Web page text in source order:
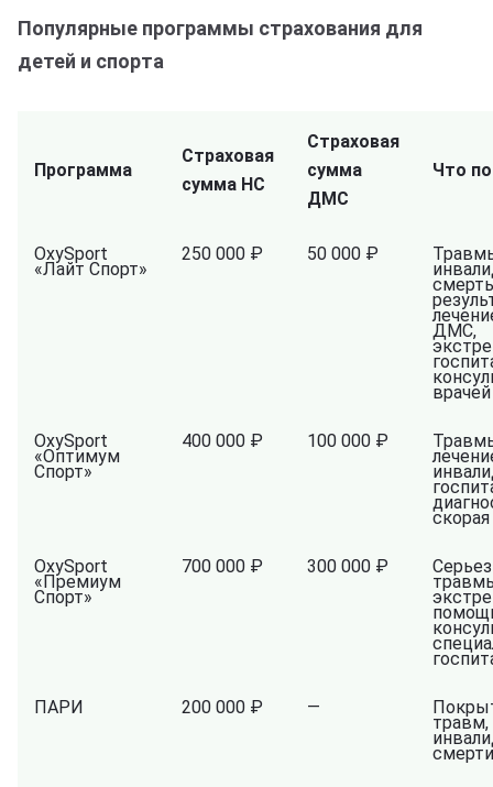
Популярные программы страхования для
детей и спорта
Программа
Страховая
сумма НС
Страховая
сумма
ДМС
Что
OxySport
«Лайт Спорт»
250 000 ₽ 50 000 ₽
ДМС,
врачей
OxySport
«Оптимум
Спорт»
400 000 ₽ 100 000 ₽
OxySport
«Премиум
Спорт»
700 000 ₽ 300 000 ₽
ПАРИ 200 000 ₽ —
травм,
смерти